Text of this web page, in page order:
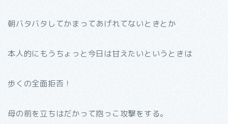
朝バタバタしてかまってあげれてないときとか
本人的にもうちょっと今日は甘えたいというときは
歩くの全面拒否！
母の前を立ちはだかって抱っこ攻撃をする。